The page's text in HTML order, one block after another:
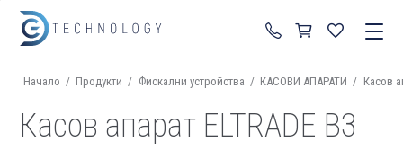
+359 87 822 99 92
Начало / Продукти / Фискални устройства / КАСОВИ АПАРАТИ / Касов
Касов апарат ELTRADE B3